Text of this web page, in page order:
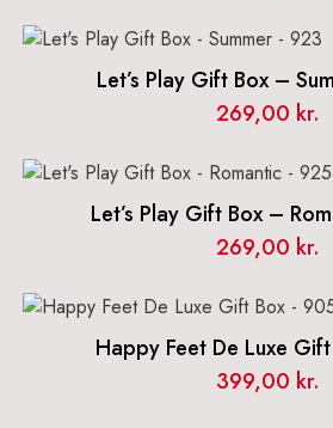
Let’s Play Gift Box –
269,00 kr.
Let’s Play Gift Box –
269,00 kr.
Happy Feet De Luxe
399,00 kr.